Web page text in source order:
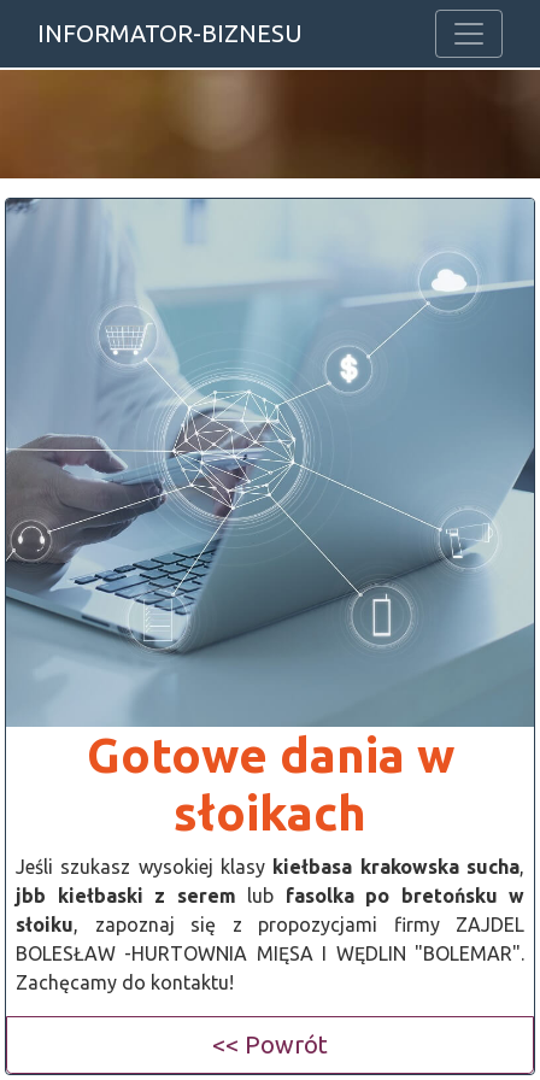
INFORMATOR-BIZNESU
Gotowe dania w
słoikach
Jeśli szukasz wysokiej klasy kiełbasa krakowska sucha
jbb kiełbaski z serem lub fasolka po bretońsku w
słoiku , zapoznaj się z propozycjami firmy ZAJDEL
BOLESŁAW -HURTOWNIA MIĘSA I WĘDLIN "BOLEMAR".
Zachęcamy do kontaktu!
<< Powrót